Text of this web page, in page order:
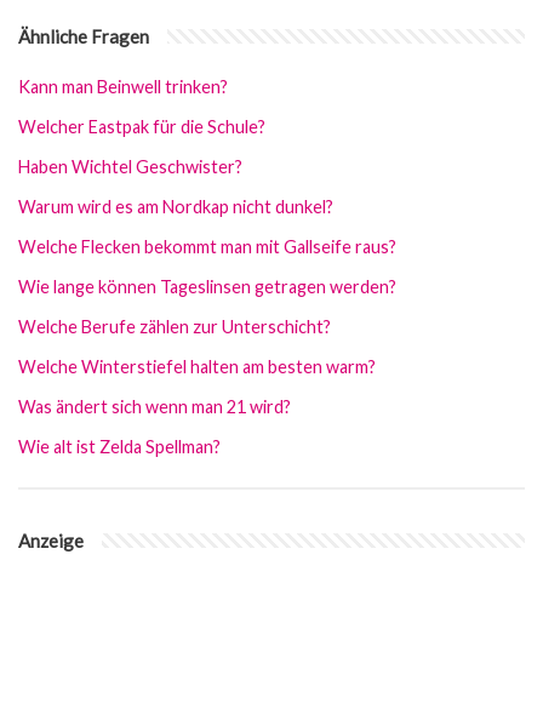
Ähnliche Fragen
Kann man Beinwell trinken?
Welcher Eastpak für die Schule?
Haben Wichtel Geschwister?
Warum wird es am Nordkap nicht dunkel?
Welche Flecken bekommt man mit Gallseife raus?
Wie lange können Tageslinsen getragen werden?
Welche Berufe zählen zur Unterschicht?
Welche Winterstiefel halten am besten warm?
Was ändert sich wenn man 21 wird?
Wie alt ist Zelda Spellman?
Anzeige